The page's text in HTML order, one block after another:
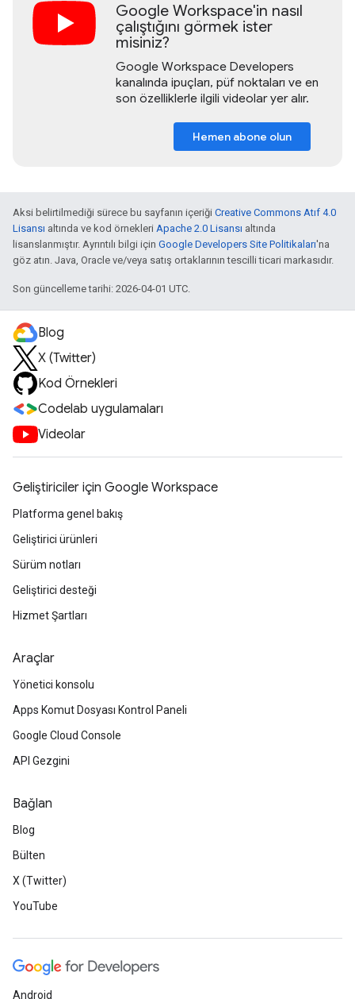
Google Workspace'in nasıl
çalıştığını görmek ister
misiniz?
Google Workspace Developers
kanalında ipuçları, püf noktaları ve en
son özelliklerle ilgili videolar yer alır.
Hemen abone olun
Aksi belirtilmediği sürece bu sayfanın içeriği Creative Commons Atıf 4.0
Lisansı altında ve kod örnekleri Apache 2.0 Lisansı altında
lisanslanmıştır. Ayrıntılı bilgi için Google Developers Site Politikaları'na
göz atın. Java, Oracle ve/veya satış ortaklarının tescilli ticari markasıdır.
Son güncelleme tarihi: 2026-04-01 UTC.
Blog
X (Twitter)
Kod Örnekleri
Codelab uygulamaları
Videolar
Geliştiriciler için Google Workspace
Platforma genel bakış
Geliştirici ürünleri
Sürüm notları
Geliştirici desteği
Hizmet Şartları
Araçlar
Yönetici konsolu
Apps Komut Dosyası Kontrol Paneli
Google Cloud Console
API Gezgini
Bağlan
Blog
Bülten
X (Twitter)
YouTube
Android